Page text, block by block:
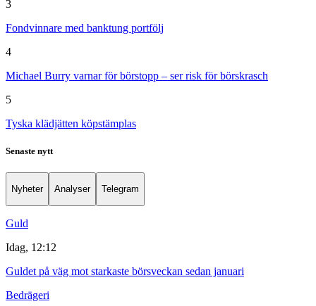
3
Fondvinnare med banktung portfölj
4
Michael Burry varnar för börstopp – ser risk för börskrasch
5
Tyska klädjätten köpstämplas
Senaste nytt
Nyheter Analyser Telegram
Guld
Idag, 12:12
Guldet på väg mot starkaste börsveckan sedan januari
Bedrägeri